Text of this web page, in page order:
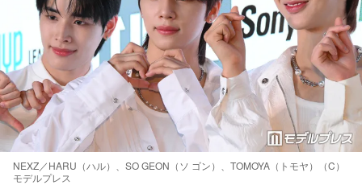
NEXZ／HARU（ハル）、SO GEON（ソ ゴン）、TOMOYA（トモヤ）（C）
モデルプレス